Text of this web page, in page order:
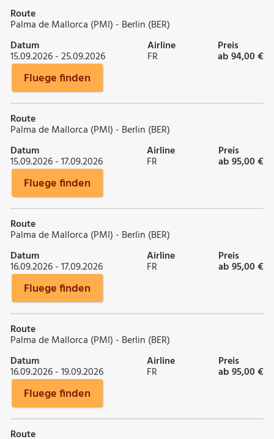
Route
Palma de Mallorca (PMI) - Berlin (BER)
Datum
15.09.2026 - 25.09.2026
Airline
FR
Preis
ab 94,00 €
Fluege finden
Route
Palma de Mallorca (PMI) - Berlin (BER)
Datum
15.09.2026 - 17.09.2026
Airline
FR
Preis
ab 95,00 €
Fluege finden
Route
Palma de Mallorca (PMI) - Berlin (BER)
Datum
16.09.2026 - 17.09.2026
Airline
FR
Preis
ab 95,00 €
Fluege finden
Route
Palma de Mallorca (PMI) - Berlin (BER)
Datum
16.09.2026 - 19.09.2026
Airline
FR
Preis
ab 95,00 €
Fluege finden
Route